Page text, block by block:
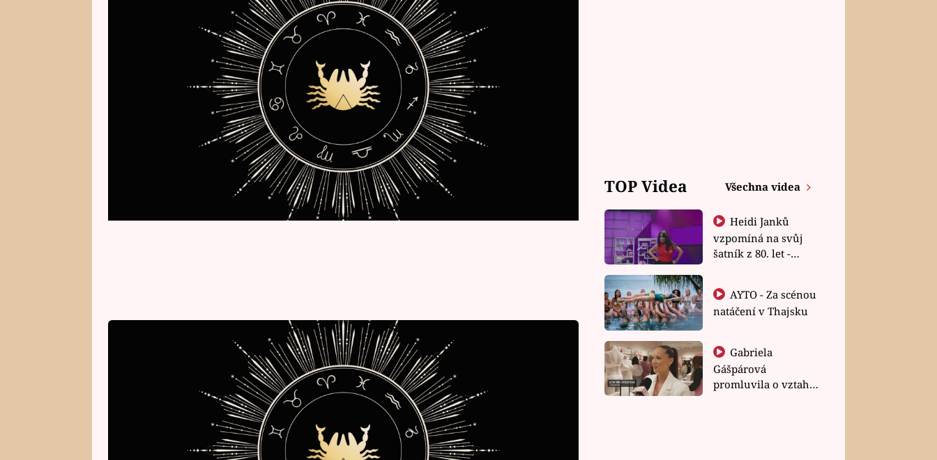
nebo talismany se k nim ideálně hodí? Přečtěte si předpověď na
červen, kterou pro Raky z tarotových a mariášových karet vyčetla
slavná kartářka Helen Stanku.
TOP Videa Všechna videa
Heidi Janků
vzpomíná na svůj
šatník z 80. let -
natáčení v Thajsku
Gabriela
Gášpárová
promluvila o vztahu